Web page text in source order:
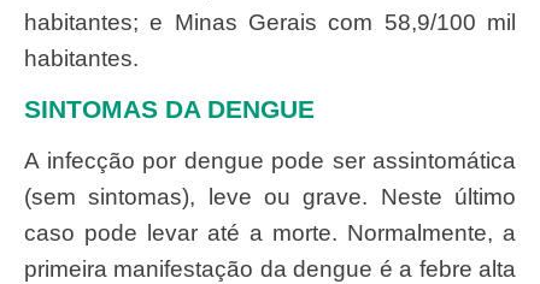
habitantes; e Minas Gerais com 58,9/100 mil
habitantes.
SINTOMAS DA DENGUE
A infecção por dengue pode ser assintomática
(sem sintomas), leve ou grave. Neste último
caso pode levar até a morte. Normalmente, a
primeira manifestação da dengue é a febre alta